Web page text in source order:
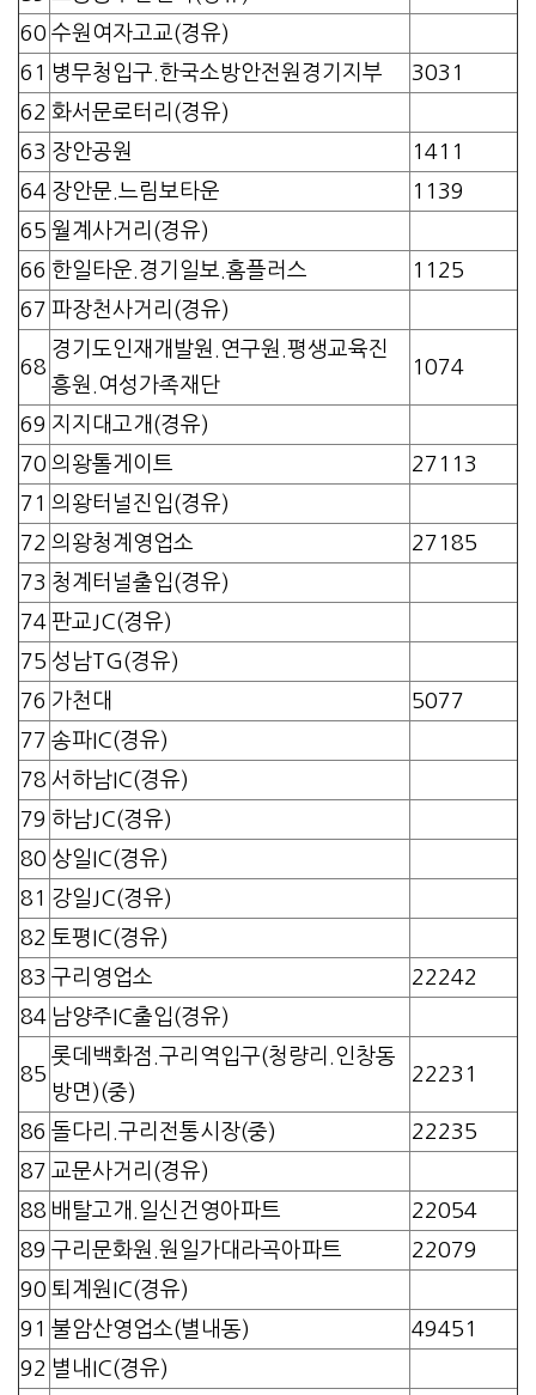
60 수원여자고교(경유)
61
병무청입구.한국소방안전원경기지부
3031
62 화서문로터리(경유)
63 장안공원
1411
64 장안문.느림보타운
1139
65 월계사거리(경유)
66 한일타운.경기일보.홈플러스
1125
67 파장천사거리(경유)
68
경기도인재개발원.연구원.평생교육진
흥원.여성가족재단
1074
69 지지대고개(경유)
70 의왕톨게이트
27113
71 의왕터널진입(경유)
72 의왕청계영업소
27185
73 청계터널출입(경유)
74 판교JC(경유)
75 성남TG(경유)
76 가천대
5077
77 송파IC(경유)
78 서하남IC(경유)
79 하남JC(경유)
80 상일IC(경유)
81 강일JC(경유)
82 토평IC(경유)
83 구리영업소
22242
84 남양주IC출입(경유)
85
롯데백화점.구리역입구(청량리.인창동
방면)(중)
22231
86 돌다리.구리전통시장(중)
22235
87 교문사거리(경유)
88 배탈고개.일신건영아파트
22054
89 구리문화원.원일가대라곡아파트
22079
90 퇴계원IC(경유)
91 불암산영업소(별내동)
49451
92 별내IC(경유)